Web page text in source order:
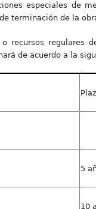
especiales
terminación de la
recursos
de acuerdo a la
5
10